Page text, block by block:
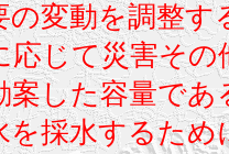
変動を調整す
応じて災害その
案した容量であ
採水するため